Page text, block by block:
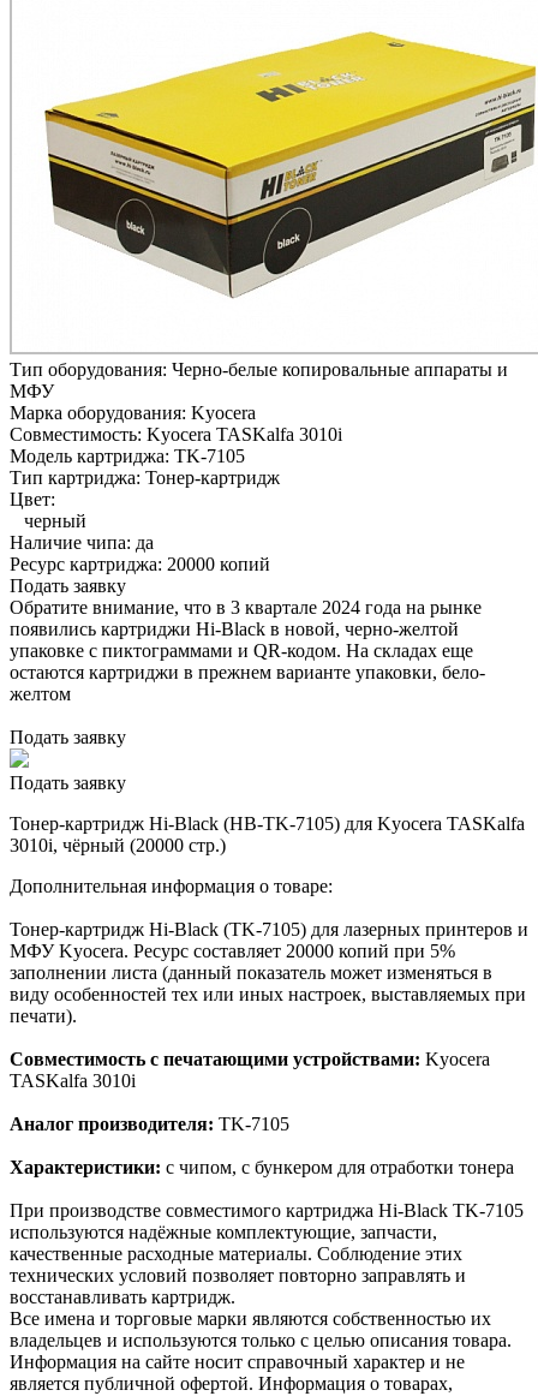
Тип оборудования: Черно-белые копировальные аппараты и
МФУ
Марка оборудования: Kyocera
Совместимость: Kyocera TASKalfa 3010i
Модель картриджа: TK-7105
Тип картриджа: Тонер-картридж
Цвет:
черный
Наличие чипа: да
Ресурс картриджа: 20000 копий
Подать заявку
Обратите внимание, что в 3 квартале 2024 года на рынке
появились картриджи Hi-Black в новой, черно-желтой
упаковке с пиктограммами и QR-кодом. На складах еще
остаются картриджи в прежнем варианте упаковки, бело-
желтом
Подать заявку
Подать заявку
Тонер-картридж Hi-Black (HB-TK-7105) для Kyocera TASKalfa
3010i, чёрный (20000 стр.)
Дополнительная информация о товаре:
Тонер-картридж Hi-Black (TK-7105) для лазерных принтеров и
МФУ Kyocera. Ресурс составляет 20000 копий при 5%
заполнении листа (данный показатель может изменяться в
виду особенностей тех или иных настроек, выставляемых при
печати).
Совместимость с печатающими устройствами: Kyocera
TASKalfa 3010i
Аналог производителя: TK-7105
Характеристики: с чипом, с бункером для отработки тонера
При производстве совместимого картриджа Hi-Black TK-7105
используются надёжные комплектующие, запчасти,
качественные расходные материалы. Соблюдение этих
технических условий позволяет повторно заправлять и
восстанавливать картридж.
Все имена и торговые марки являются собственностью их
владельцев и используются только с целью описания товара.
Информация на сайте носит справочный характер и не
является публичной офертой. Информация о товарах,